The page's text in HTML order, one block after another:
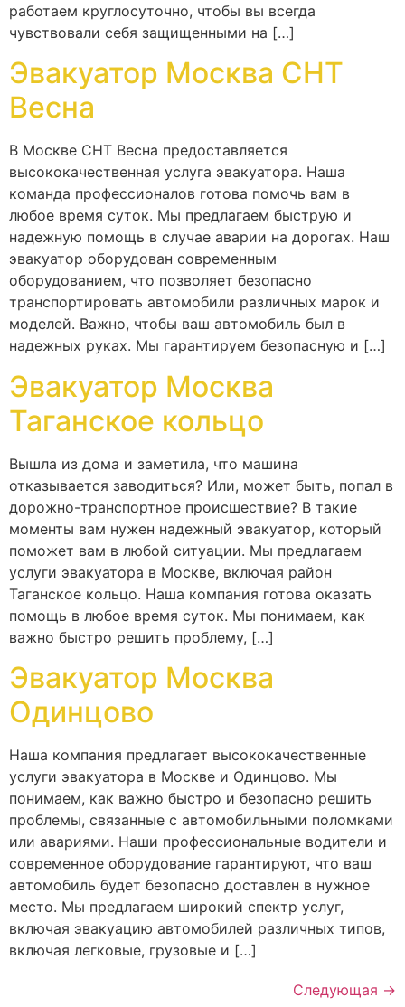
работаем круглосуточно, чтобы вы всегда
чувствовали себя защищенными на […]
Эвакуатор Москва СНТ
Весна
В Москве СНТ Весна предоставляется
высококачественная услуга эвакуатора. Наша
команда профессионалов готова помочь вам в
любое время суток. Мы предлагаем быструю и
надежную помощь в случае аварии на дорогах. Наш
эвакуатор оборудован современным
оборудованием, что позволяет безопасно
транспортировать автомобили различных марок и
моделей. Важно, чтобы ваш автомобиль был в
надежных руках. Мы гарантируем безопасную и […]
Эвакуатор Москва
Таганское кольцо
Вышла из дома и заметила, что машина
отказывается заводиться? Или, может быть, попал в
дорожно-транспортное происшествие? В такие
моменты вам нужен надежный эвакуатор, который
поможет вам в любой ситуации. Мы предлагаем
услуги эвакуатора в Москве, включая район
Таганское кольцо. Наша компания готова оказать
помощь в любое время суток. Мы понимаем, как
важно быстро решить проблему, […]
Эвакуатор Москва
Одинцово
Наша компания предлагает высококачественные
услуги эвакуатора в Москве и Одинцово. Мы
понимаем, как важно быстро и безопасно решить
проблемы, связанные с автомобильными поломками
или авариями. Наши профессиональные водители и
современное оборудование гарантируют, что ваш
автомобиль будет безопасно доставлен в нужное
место. Мы предлагаем широкий спектр услуг,
включая эвакуацию автомобилей различных типов,
включая легковые, грузовые и […]
Следующая →